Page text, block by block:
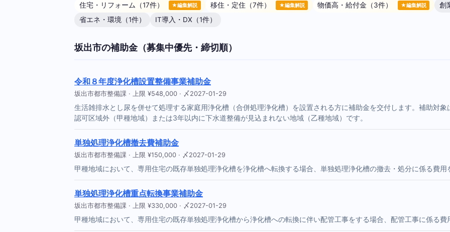
住宅・リフォーム（17件） ★編集解説 移住・定住（7件） ★編集解説 物価高・給付金（3件） ★編集解説 創
省エネ・環境（1件）
IT導入・DX（1件）
坂出市の補助金（募集中優先・締切順）
令和８年度浄化槽設置整備事業補助金
坂出市都市整備課 · 上限 ¥548,000 · 〆2027-01-29
生活雑排水とし尿を併せて処理する家庭用浄化槽（合併処理浄化槽）を設置される方に補助金を交付します。補助対
認可区域外（甲種地域）または3年以内に下水道整備が見込まれない地域（乙種地域）です。
単独処理浄化槽撤去費補助金
坂出市都市整備課 · 上限 ¥150,000 · 〆2027-01-29
甲種地域において、専用住宅の既存単独処理浄化槽を浄化槽へ転換する場合、単独処理浄化槽の撤去・処分に係る費用
単独処理浄化槽重点転換事業補助金
坂出市都市整備課 · 上限 ¥330,000 · 〆2027-01-29
甲種地域において、専用住宅の既存単独処理浄化槽から浄化槽への転換に伴い配管工事をする場合、配管工事に係る費